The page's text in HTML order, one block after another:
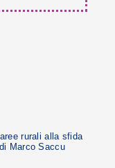
rurali alla sfida
Marco Saccu